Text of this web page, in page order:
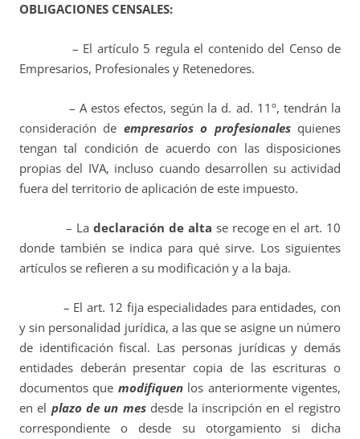
OBLIGACIONES CENSALES:
– El artículo 5 regula el contenido del Censo de
Empresarios, Profesionales y Retenedores.
– A estos efectos, según la d. ad. 11º, tendrán la
consideración de empresarios o profesionalesquienes
tengan tal condición de acuerdo con las disposiciones
propias del IVA, incluso cuando desarrollen su actividad
fuera del territorio de aplicación de este impuesto.
– Ladeclaración de alta se recoge en el art. 10
donde también se indica para qué sirve. Los siguientes
artículos se refieren a su modificación y a la baja.
– El art. 12 fija especialidades para entidades, con
y sin personalidad jurídica, a las que se asigne un número
de identificación fiscal. Las personas jurídicas y demás
entidades deberán presentar copia de las escrituras o
documentos que modifiquenlos anteriormente vigentes,
en el plazo de un mesdesde la inscripción en el registro
correspondiente o desde su otorgamiento si dicha